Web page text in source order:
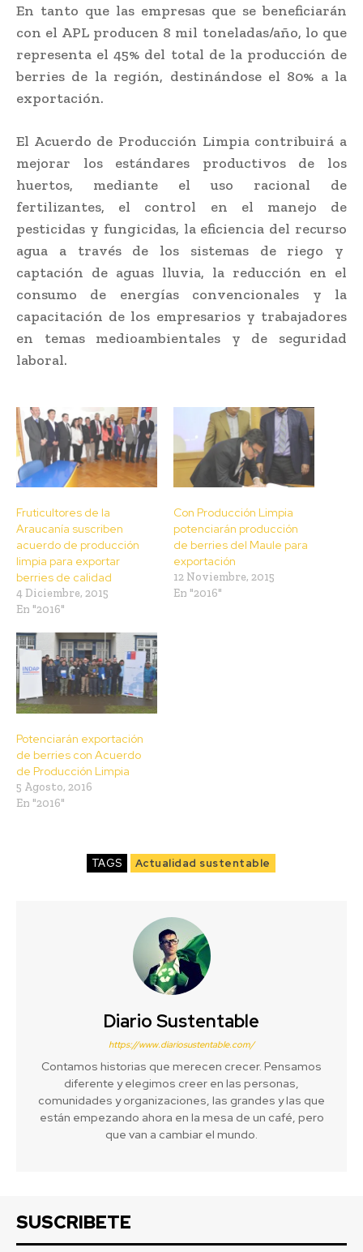
En tanto que las empresas que se beneficiarán
con el APL producen 8 mil toneladas/año, lo que
representa el 45% del total de la producción de
berries de la región, destinándose el 80% a la
exportación.
El Acuerdo de Producción Limpia contribuirá a
mejorar los estándares productivos de los
huertos, mediante el uso racional de
fertilizantes, el control en el manejo de
pesticidas y fungicidas, la eficiencia del recurso
agua a través de los sistemas de riego y
captación de aguas lluvia, la reducción en el
consumo de energías convencionales y la
capacitación de los empresarios y trabajadores
en temas medioambientales y de seguridad
laboral.
Fruticultores de la
Araucanía suscriben
acuerdo de producción
limpia para exportar
berries de calidad
4 Diciembre, 2015
En "2016"
Con Producción Limpia
potenciarán producción
de berries del Maule para
exportación
12 Noviembre, 2015
En "2016"
Potenciarán exportación
de berries con Acuerdo
de Producción Limpia
5 Agosto, 2016
En "2016"
TAGS Actualidad sustentable
Diario Sustentable
https://www.diariosustentable.com/
Contamos historias que merecen crecer. Pensamos
diferente y elegimos creer en las personas,
comunidades y organizaciones, las grandes y las que
están empezando ahora en la mesa de un café, pero
que van a cambiar el mundo.
SUSCRIBETE